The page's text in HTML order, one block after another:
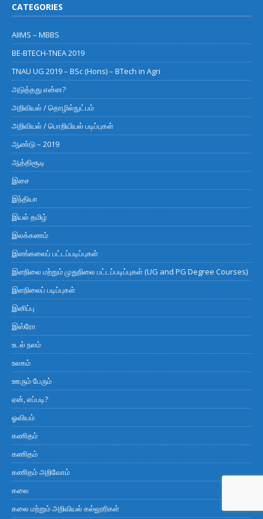
CATEGORIES
AIIMS – MBBS
BE-BTECH-TNEA 2019
TNAU UG 2019 – BSc (Hons) – BTech in Agri
அடுத்தது என்ன?
அறிவியல் / தொழில்நுட்பம்
அறிவியல் / பொறியியல் படிப்புகள்
ஆண்டு – 2019
ஆத்திசூடி
இசை
இந்தியா
இயல் தமிழ்
இலக்கணம்
இளங்கலைப் பட்டப்படிப்புகள்
இளநிலை மற்றும் முதுநிலை பட்டப்படிப்புகள் (UG and PG Degree Courses)
இளநிலைப் படிப்புகள்
இனிப்பு
இஸ்ரோ
உடல் நலம்
உலகம்
ஊரும் பேரும்
ஏன், எப்படி?
ஓவியம்
கணிதம்
கணிதம்
கணிதம் அறிவோம்
கலை
கலை மற்றும் அறிவியல் கல்லூரிகள்